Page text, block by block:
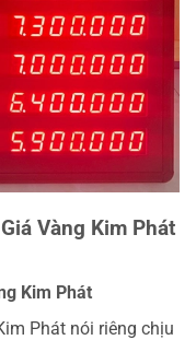
Vàng Kim Phát
Kim Phát
Phát nói riêng chịu